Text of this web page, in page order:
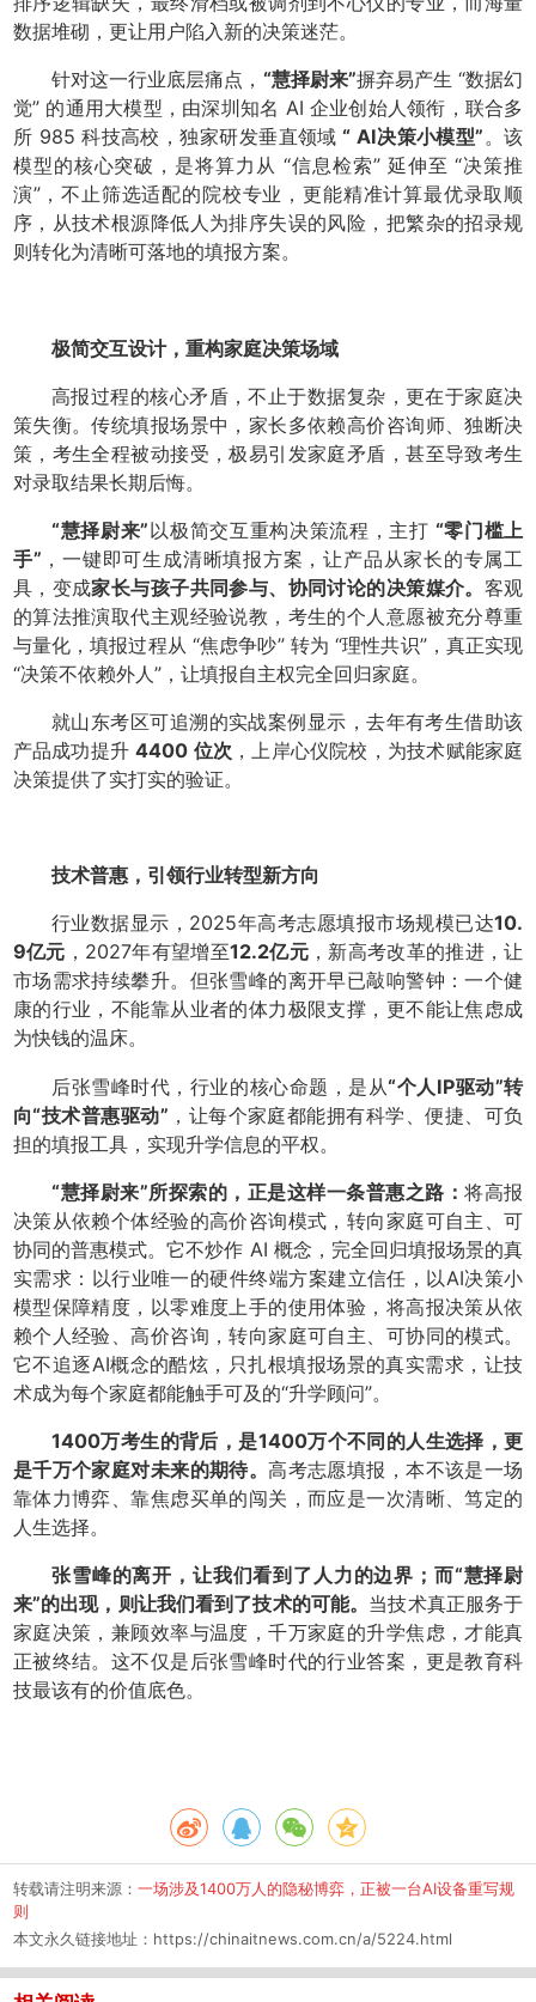
数据堆砌，更让用户陷入新的决策迷茫。
针对这一行业底层痛点， “慧择尉来”摒弃易产生 “数据幻
觉” 的通用大模型，由深圳知名 AI 企业创始人领衔，联合多
所 985 科技高校，独家研发垂直领域 “ AI决策小模型”。该
模型的核心突破，是将算力从 “信息检索” 延伸至 “决策推
演”，不止筛选适配的院校专业，更能精准计算最优录取顺
序，从技术根源降低人为排序失误的风险，把繁杂的招录规
则转化为清晰可落地的填报方案。
极简交互设计，重构家庭决策场域
高报过程的核心矛盾，不止于数据复杂，更在于家庭决
策失衡。传统填报场景中，家长多依赖高价咨询师、独断决
策，考生全程被动接受，极易引发家庭矛盾，甚至导致考生
对录取结果长期后悔。
“慧择尉来”以极简交互重构决策流程，主打 “零门槛上
手” ，一键即可生成清晰填报方案，让产品从家长的专属工
具，变成家长与孩子共同参与、协同讨论的决策媒介。 客观
的算法推演取代主观经验说教，考生的个人意愿被充分尊重
与量化，填报过程从 “焦虑争吵” 转为 “理性共识”，真正实现
“决策不依赖外人”，让填报自主权完全回归家庭。
就山东考区可追溯的实战案例显示，去年有考生借助该
产品成功提升4400 位次 ，上岸心仪院校，为技术赋能家庭
决策提供了实打实的验证。
技术普惠，引领行业转型新方向
行业数据显示，2025年高考志愿填报市场规模已达10.
9亿元 ，2027年有望增至12.2亿元 ，新高考改革的推进，让
市场需求持续攀升。但张雪峰的离开早已敲响警钟：一个健
康的行业，不能靠从业者的体力极限支撑，更不能让焦虑成
为快钱的温床。
后张雪峰时代，行业的核心命题，是从“个人IP驱动”转
向“技术普惠驱动” ，让每个家庭都能拥有科学、便捷、可负
担的填报工具，实现升学信息的平权。
“慧择尉来”所探索的，正是这样一条普惠之路：将高报
决策从依赖个体经验的高价咨询模式，转向家庭可自主、可
协同的普惠模式。它不炒作 AI 概念，完全回归填报场景的真
实需求：以行业唯一的硬件终端方案建立信任，以AI决策小
模型保障精度，以零难度上手的使用体验，将高报决策从依
赖个人经验、高价咨询，转向家庭可自主、可协同的模式。
它不追逐AI概念的酷炫，只扎根填报场景的真实需求，让技
术成为每个家庭都能触手可及的“升学顾问”。
1400万考生的背后，是1400万个不同的人生选择，更
是千万个家庭对未来的期待。高考志愿填报，本不该是一场
靠体力博弈、靠焦虑买单的闯关，而应是一次清晰、笃定的
人生选择。
张雪峰的离开，让我们看到了人力的边界；而“慧择尉
来”的出现，则让我们看到了技术的可能。 当技术真正服务于
家庭决策，兼顾效率与温度，千万家庭的升学焦虑，才能真
正被终结。这不仅是后张雪峰时代的行业答案，更是教育科
技最该有的价值底色。
转载请注明来源： 一场涉及1400万人的隐秘博弈，正被一台AI设备重写规
则
本文永久链接地址： https://chinaitnews.com.cn/a/5224.html